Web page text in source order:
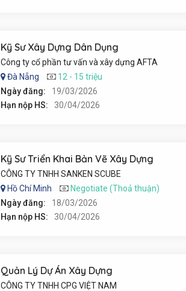
Kỹ Sư Xây Dựng Dân Dụng
Công ty cổ phần tư vấn và xây dựng AFTA
Đà Nẵng
12 - 15 triệu
Ngày đăng:
19/03/2026
Hạn nộp HS:
30/04/2026
Kỹ Sư Triển Khai Bản Vẽ Xây Dựng
CÔNG TY TNHH SANKEN SCUBE
Hồ Chí Minh
Negotiate (Thoả thuận)
Ngày đăng:
18/03/2026
Hạn nộp HS:
30/04/2026
Quản Lý Dự Án Xây Dựng
CÔNG TY TNHH CPG VIỆT NAM